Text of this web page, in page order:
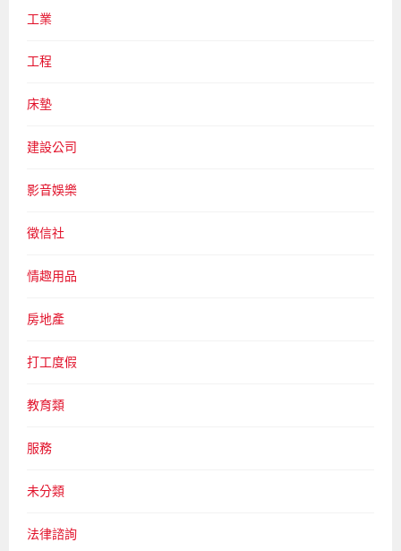
工業
工程
床墊
建設公司
影音娛樂
徵信社
情趣用品
房地產
打工度假
教育類
服務
未分類
法律諮詢